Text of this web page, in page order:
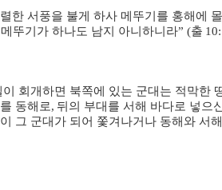
한 서풍을 불게 하사 메뚜기를 홍해에
뚜기가 하나도 남지 아니하니라” (출
회개하면 북쪽에 있는 군대는 적막한
동해로, 뒤의 부대를 서해 바다로 넣으
그 군대가 되어 쫓겨나거나 동해와 서